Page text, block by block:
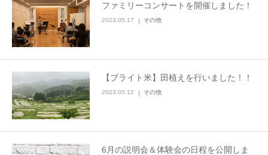
ファミリーコンサートを開催しました！
2023.05.17 その他
【ブライト米】田植えを行いました！！
2023.05.12 その他
6月の説明会＆体験会の日程を公開しま